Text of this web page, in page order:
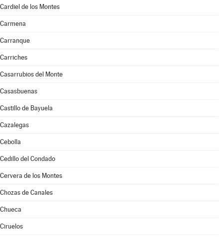
Cardiel de los Montes
Carmena
Carranque
Carriches
Casarrubios del Monte
Casasbuenas
Castillo de Bayuela
Cazalegas
Cebolla
Cedillo del Condado
Cervera de los Montes
Chozas de Canales
Chueca
Ciruelos